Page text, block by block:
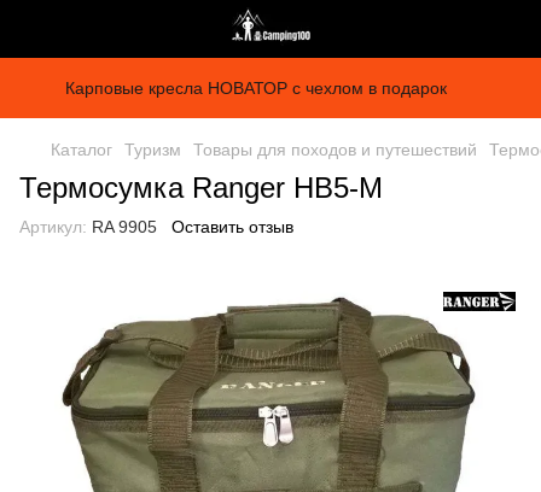
Карповые кресла НОВАТОР с чехлом в подарок
Каталог Туризм Товары для походов и путешествий
Термосумка Ranger HB5-M
Артикул: RA 9905 Оставить отзыв